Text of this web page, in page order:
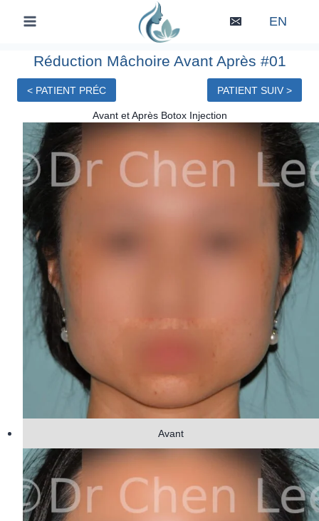
EN
Réduction Mâchoire Avant Après #01
< PATIENT PRÉC PATIENT SUIV >
Avant et Après Botox Injection
Avant